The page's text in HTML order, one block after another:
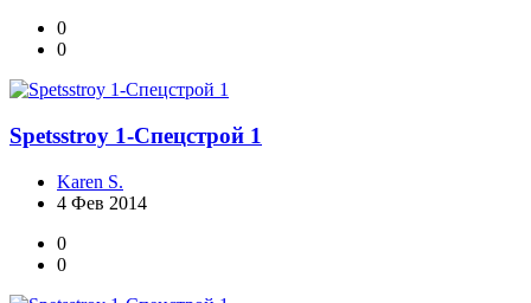
0
0
Spetsstroy 1-Спецстрой 1
Karen S.
4 Фев 2014
0
0